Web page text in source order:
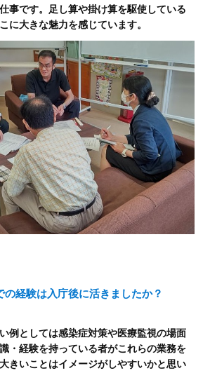
事です。足し算や掛け算を駆使している
に大きな魅力を感じています。
の経験は入庁後に活きましたか？
例としては感染症対策や医療監視の場面
・経験を持っている者がこれらの業務を
きいことはイメージがしやすいかと思い